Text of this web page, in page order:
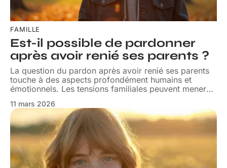
FAMILLE
Est-il possible de pardonner
après avoir renié ses parents ?
La question du pardon après avoir renié ses parents
touche à des aspects profondément humains et
émotionnels. Les tensions familiales peuvent mener…
11 mars 2026